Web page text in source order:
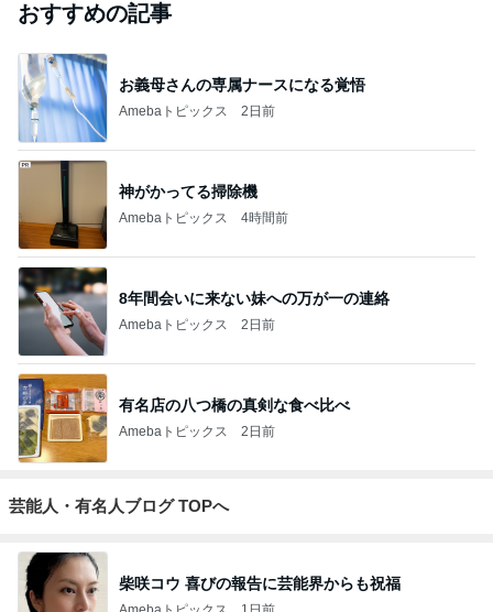
おすすめの記事
お義母さんの専属ナースになる覚悟
Amebaトピックス 2日前
神がかってる掃除機
Amebaトピックス 4時間前
8年間会いに来ない妹への万が一の連絡
Amebaトピックス 2日前
有名店の八つ橋の真剣な食べ比べ
Amebaトピックス 2日前
芸能人・有名人ブログ TOPへ
柴咲コウ 喜びの報告に芸能界からも祝福